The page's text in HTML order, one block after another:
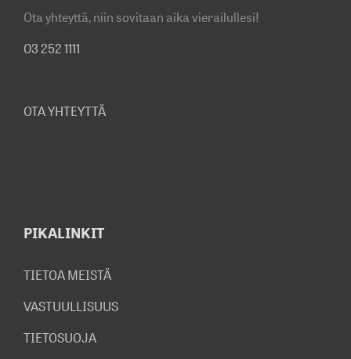
Ota yhteyttä, niin sovitaan aika vierailullesi!
03 252 1111
OTA YHTEYTTÄ
PIKALINKIT
TIETOA MEISTÄ
VASTUULLISUUS
TIETOSUOJA